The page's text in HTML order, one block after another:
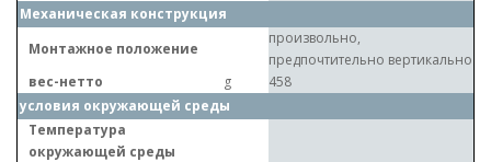
Механическая конструкция
Монтажное положение
произвольно,
предпочтительно вертикально
вес-нетто
g
458
условия окружающей среды
Температура
окружающей среды